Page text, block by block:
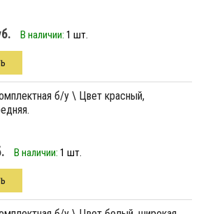
В наличии: 1 шт.
В наличии: 1 шт.